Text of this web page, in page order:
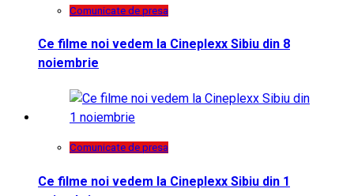
Comunicate de presa
Ce filme noi vedem la Cineplexx Sibiu din 8
noiembrie
Comunicate de presa
Ce filme noi vedem la Cineplexx Sibiu din 1